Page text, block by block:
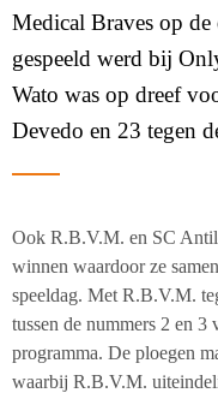
Medical Braves op
gespeeld werd bij
Wato was op dreef
Devedo en 23 tegen
Ook R.B.V.M. en SC
winnen waardoor ze
speeldag. Met R.B.V.M.
tussen de nummers 2 en 3
programma. De ploegen
waarbij R.B.V.M.